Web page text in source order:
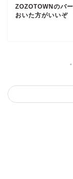
ZOZOTOWNのバ
おいた方がいいぞ